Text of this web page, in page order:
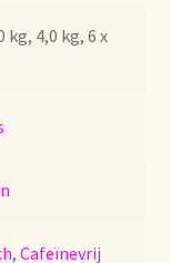
kg, 4,0 kg, 6 x
,Cafeïnevrij